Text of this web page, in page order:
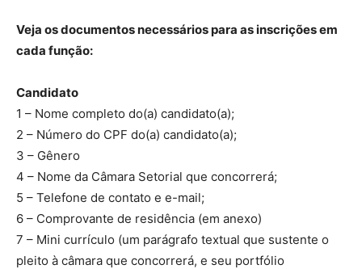
Veja os documentos necessários para as inscrições em
cada função:
Candidato
1 – Nome completo do(a) candidato(a);
2 – Número do CPF do(a) candidato(a);
3 – Gênero
4 – Nome da Câmara Setorial que concorrerá;
5 – Telefone de contato e e-mail;
6 – Comprovante de residência (em anexo)
7 – Mini currículo (um parágrafo textual que sustente o
pleito à câmara que concorrerá, e seu portfólio